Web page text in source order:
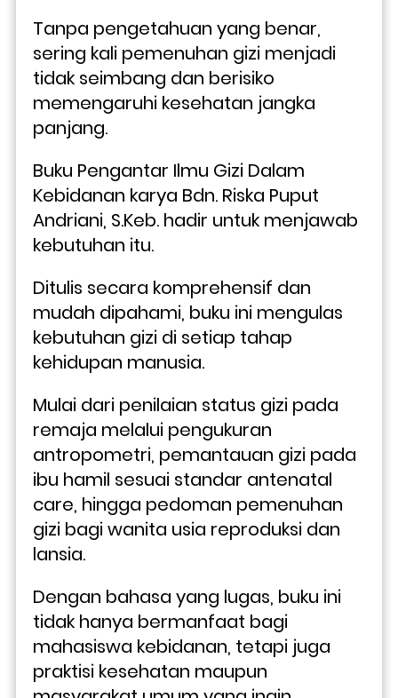
Tanpa pengetahuan yang benar,
sering kali pemenuhan gizi menjadi
tidak seimbang dan berisiko
memengaruhi kesehatan jangka
panjang.
Buku Pengantar Ilmu Gizi Dalam
Kebidanan karya Bdn. Riska Puput
Andriani, S.Keb. hadir untuk menjawab
kebutuhan itu.
Ditulis secara komprehensif dan
mudah dipahami, buku ini mengulas
kebutuhan gizi di setiap tahap
kehidupan manusia.
Mulai dari penilaian status gizi pada
remaja melalui pengukuran
antropometri, pemantauan gizi pada
ibu hamil sesuai standar antenatal
care, hingga pedoman pemenuhan
gizi bagi wanita usia reproduksi dan
lansia.
Dengan bahasa yang lugas, buku ini
tidak hanya bermanfaat bagi
mahasiswa kebidanan, tetapi juga
praktisi kesehatan maupun